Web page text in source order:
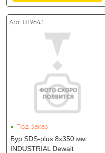
Арт. DT9643
• Под заказ
Бур SDS-plus 8х350 мм
INDUSTRIAL Dewalt